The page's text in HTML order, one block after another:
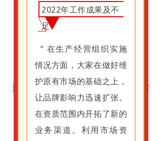
2022年工作成果及不
足
“ 在生产经营组织实施
情况方面，大家在做好维
护原有市场的基础之上，
让品牌影响力迅速扩张。
在资质范围内开拓了新的
业务渠道。利用市场资